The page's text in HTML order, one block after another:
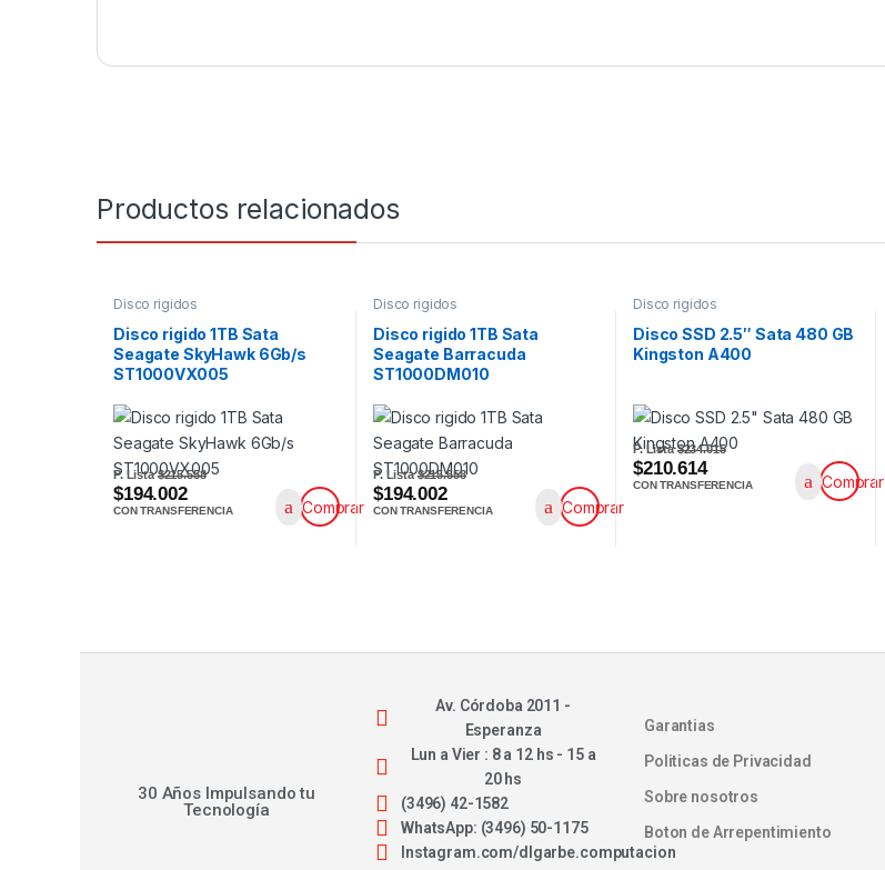
Productos relacionados
Disco rigidos
Disco rigido 1TB Sata
Seagate SkyHawk 6Gb/s
ST1000VX005
P. Lista$215.558
$194.002
CON TRANSFERENCIA Comprar
Disco rigidos
Disco rigido 1TB Sata
Seagate Barracuda
ST1000DM010
P. Lista$215.558
$194.002
CON TRANSFERENCIA Comprar
Disco rigidos
Disco SSD 2.5″ Sata 480 GB
Kingston A400
P. Lista$234.015
$210.614
CON TRANSFERENCIA Comprar
30 Años Impulsando tu
Tecnología
Av. Córdoba 2011 -
Esperanza
Lun a Vier : 8 a 12 hs - 15 a
20 hs
(3496) 42-1582
WhatsApp: (3496) 50-1175
Instagram.com/dlgarbe.computacion
Garantias
Politicas de Privacidad
Sobre nosotros
Boton de Arrepentimiento